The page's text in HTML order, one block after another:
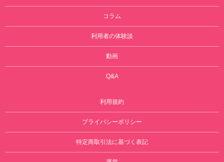
コラム
利用者の体験談
動画
Q&A
利用規約
プライバシーポリシー
特定商取引法に基づく表記